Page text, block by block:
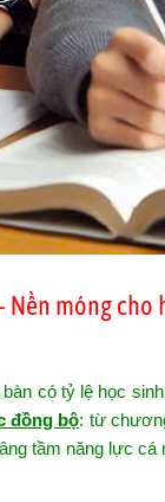
móng cho
bàn có tỷ lệ học
đồng bộ: từ
tầm năng lực cá